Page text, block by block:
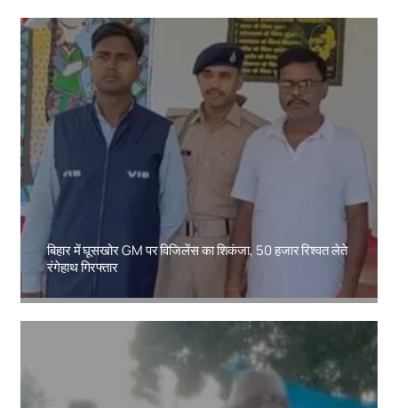
बिहार में घूसखोर GM पर विजिलेंस का शिकंजा, 50 हजार रिश्वत लेते
रंगेहाथ गिरफ्तार